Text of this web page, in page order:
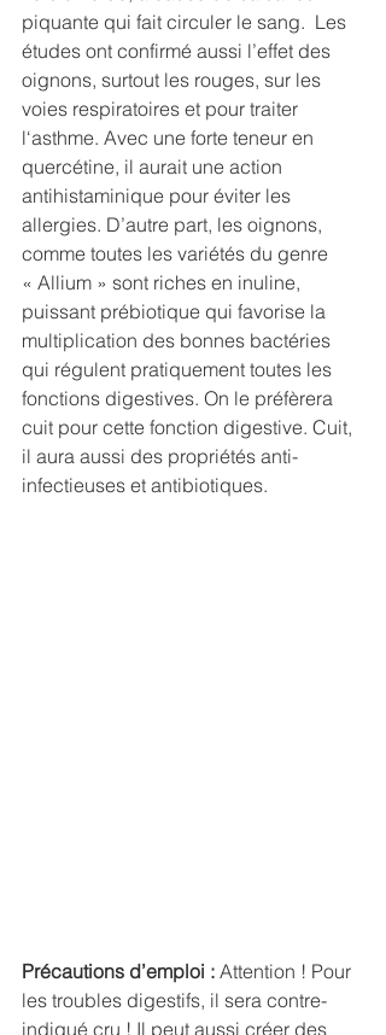
piquante qui fait circuler le sang.  Les
études ont confirmé aussi l’effet des
oignons, surtout les rouges, sur les
voies respiratoires et pour traiter
l‘asthme. Avec une forte teneur en
quercétine, il aurait une action
antihistaminique pour éviter les
allergies. D’autre part, les oignons,
comme toutes les variétés du genre
« Allium » sont riches en inuline,
puissant prébiotique qui favorise la
multiplication des bonnes bactéries
qui régulent pratiquement toutes les
fonctions digestives. On le préfèrera
cuit pour cette fonction digestive. Cuit,
il aura aussi des propriétés anti-
infectieuses et antibiotiques.
Précautions d’emploi : Attention ! Pour
les troubles digestifs, il sera contre-
indiqué cru ! Il peut aussi créer des